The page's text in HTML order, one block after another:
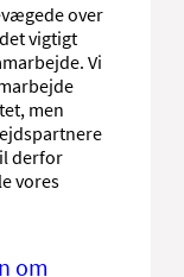
over
vigtigt
Vi
men
derfor
vores
om